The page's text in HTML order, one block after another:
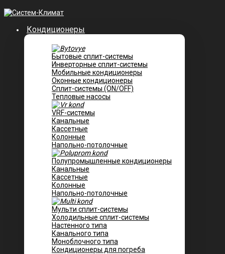
Кондиционеры
Бытовые сплит-системы
Инверторные сплит-системы
Мобильные кондиционеры
Оконные кондиционеры
Сплит-системы (ON/OFF)
Тепловые насосы
VRF-системы
Канальные
Касcетные
Колонные
Напольно-потолочные
Полупромышленные кондиционеры
Канальные
Кассетные
Колонные
Напольно-потолочные
Мульти сплит-системы
Холодильные сплит-системы
Настенного типа
Канального типа
Моноблочного типа
Кондиционеры для погреба